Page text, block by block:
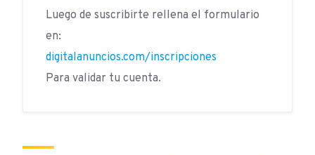
Luego de suscribirte rellena el formulario
en:
digitalanuncios.com/inscripciones
Para validar tu cuenta.